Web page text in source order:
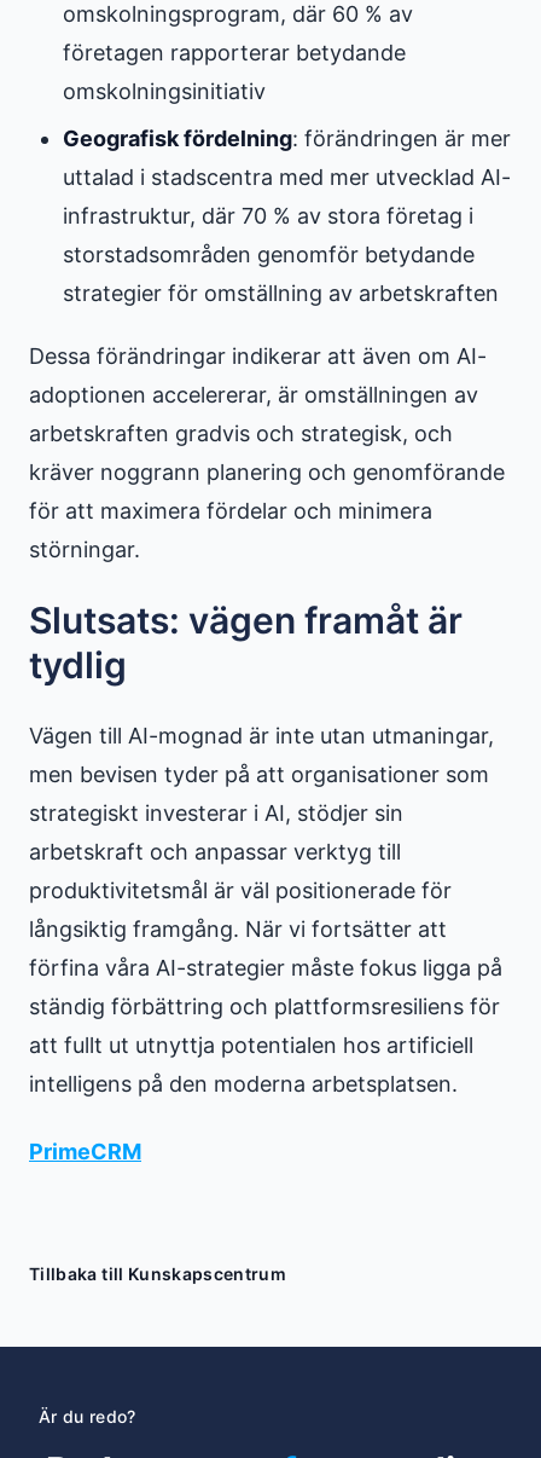
omskolningsprogram, där 60 % av
företagen rapporterar betydande
omskolningsinitiativ
Geografisk fördelning: förändringen är mer
uttalad i stadscentra med mer utvecklad AI-
infrastruktur, där 70 % av stora företag i
storstadsområden genomför betydande
strategier för omställning av arbetskraften
Dessa förändringar indikerar att även om AI-
adoptionen accelererar, är omställningen av
arbetskraften gradvis och strategisk, och
kräver noggrann planering och genomförande
för att maximera fördelar och minimera
störningar.
Slutsats: vägen framåt är
tydlig
Vägen till AI-mognad är inte utan utmaningar,
men bevisen tyder på att organisationer som
strategiskt investerar i AI, stödjer sin
arbetskraft och anpassar verktyg till
produktivitetsmål är väl positionerade för
långsiktig framgång. När vi fortsätter att
förfina våra AI-strategier måste fokus ligga på
ständig förbättring och plattformsresiliens för
att fullt ut utnyttja potentialen hos artificiell
intelligens på den moderna arbetsplatsen.
PrimeCRM
Tillbaka till Kunskapscentrum
Är du redo?